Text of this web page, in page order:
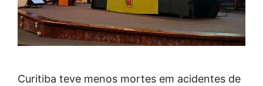
Curitiba teve menos mortes em acidentes de